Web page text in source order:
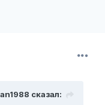
сказал: